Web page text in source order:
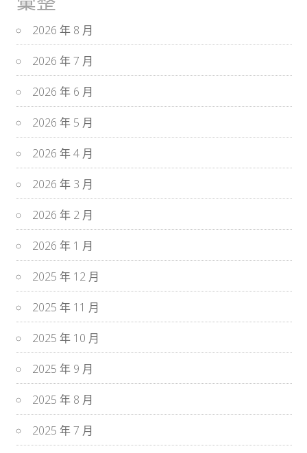
2026 年 8 月
2026 年 7 月
2026 年 6 月
2026 年 5 月
2026 年 4 月
2026 年 3 月
2026 年 2 月
2026 年 1 月
2025 年 12 月
2025 年 11 月
2025 年 10 月
2025 年 9 月
2025 年 8 月
2025 年 7 月